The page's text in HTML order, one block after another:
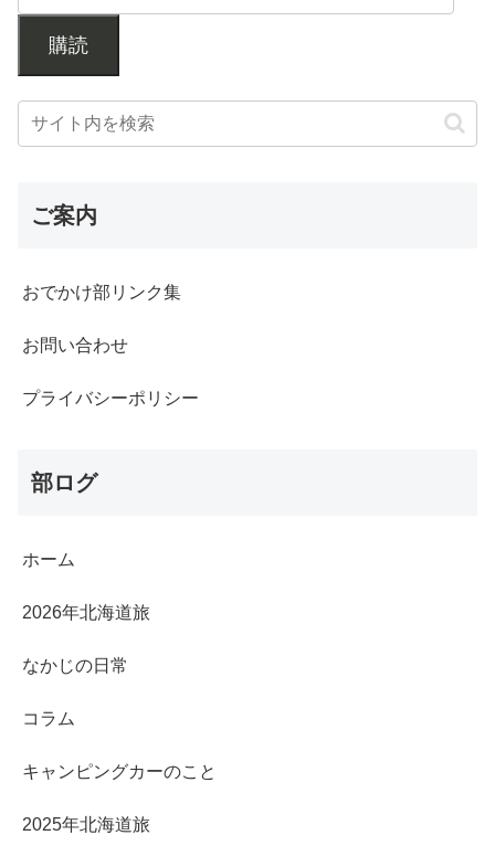
購読
ご案内
おでかけ部リンク集
お問い合わせ
プライバシーポリシー
部ログ
ホーム
2026年北海道旅
なかじの日常
コラム
キャンピングカーのこと
2025年北海道旅